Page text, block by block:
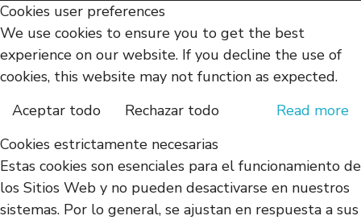
Cookies user preferences
We use cookies to ensure you to get the best
experience on our website. If you decline the use of
cookies, this website may not function as expected.
Aceptar todo
Rechazar todo
Read more
Cookies estrictamente necesarias
Estas cookies son esenciales para el funcionamiento de
los Sitios Web y no pueden desactivarse en nuestros
sistemas. Por lo general, se ajustan en respuesta a sus